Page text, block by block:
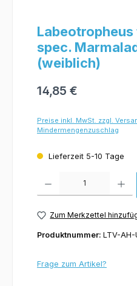
spec.
(weiblich)
14,85 €
Preise inkl. MwSt. zzgl.
Mindermengenzuschlag
Lieferzeit 5-10 Tage
Zum Merkzettel
Produktnummer: LTV-AH-
Frage zum Artikel?